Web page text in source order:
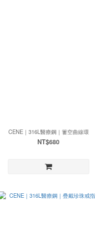
CENE｜316L醫療鋼｜簍空曲線環
NT$680